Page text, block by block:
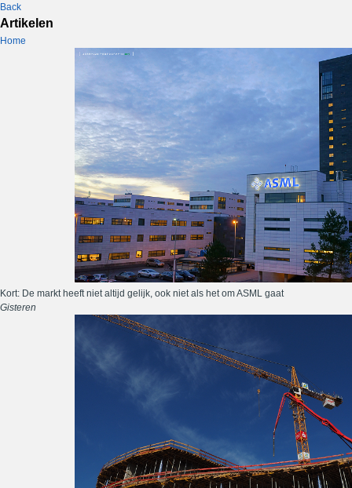
Back
Artikelen
Home
Kort: De markt heeft niet altijd gelijk, ook niet als het om ASML gaat
Gisteren